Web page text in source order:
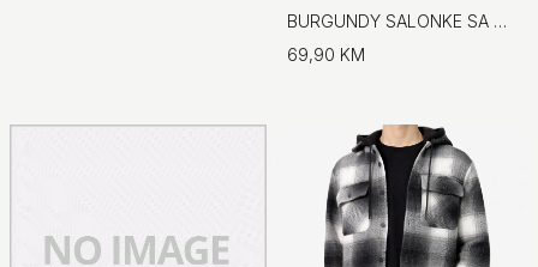
BURGUNDY SALONKE SA UKRASNIM DETALJEM
69,90 KM